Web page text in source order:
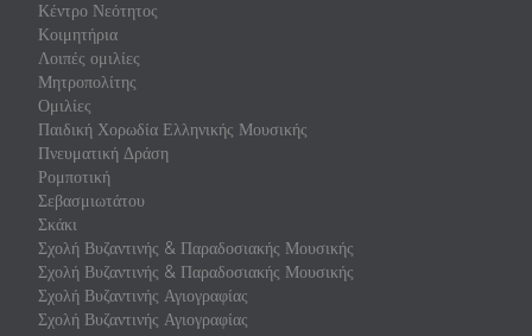
Κέντρο Νεότητος
Κοιμητήρια
Λοιπές ομιλίες
Μητροπολίτης
Ομιλίες
Παιδική Χορωδία Ελληνικής Μουσικής
Πνευματική Δράση
Ρομποτική
Σεβασμιωτάτου
Σκάκι
Σχολή Βυζαντινής & Παραδοσιακής Μουσικής
Σχολή Βυζαντινής & Παραδοσιακής Μουσικής
Σχολή Βυζαντινής Αγιογραφίας
Σχολή Βυζαντινής Αγιογραφίας